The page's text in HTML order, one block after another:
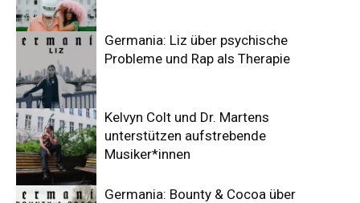
Germania: Liz über psychische
Probleme und Rap als Therapie
Kelvyn Colt und Dr. Martens
unterstützen aufstrebende
Musiker*innen
Germania: Bounty & Cocoa über